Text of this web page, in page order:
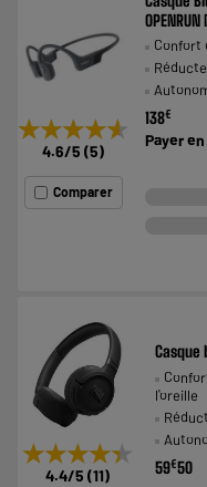
★★★★★
★★★★★
4.6/5 (5)
Comparer
Confort
138€
Payer en
★★★★★
★★★★★
4.4/5 (11)
Casque
l'oreille
59€50